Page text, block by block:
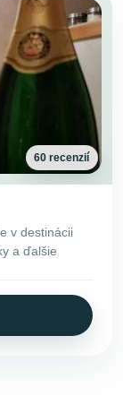
60 recenzií
v destinácii
a ďalšie